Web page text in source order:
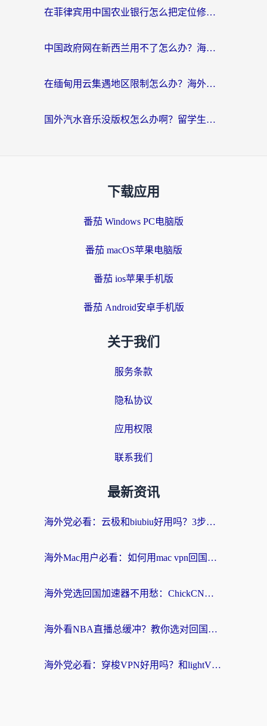
在菲律宾用中国农业银行怎么把定位修改到中国国内？海外华人必看的数字生活解决方案
中国政府网在新西兰用不了怎么办？海外华人追剧看新闻的实用指南
在缅甸用云集遇地区限制怎么办？海外党亲测有效解决方案来了！
国外汽水音乐没版权怎么办啊？留学生亲测有效的回国加速攻略
下载应用
番茄 Windows PC电脑版
番茄 macOS苹果电脑版
番茄 ios苹果手机版
番茄 Android安卓手机版
关于我们
服务条款
隐私协议
应用权限
联系我们
最新资讯
海外党必看：云极和biubiu好用吗？3步选对回国加速器，无缝刷国内剧玩手游
海外Mac用户必看：如何用mac vpn回国实现无缝刷国内剧玩国服？
海外党选回国加速器不用愁：ChickCN和SpeedCN好用吗？实测对比+避坑指南
海外看NBA直播总缓冲？教你选对回国加速器，无缝看球还能刷国内剧
海外党必看：穿梭VPN好用吗？和lightVPN对比哪个回国效果更好？附真实体验与选择指南